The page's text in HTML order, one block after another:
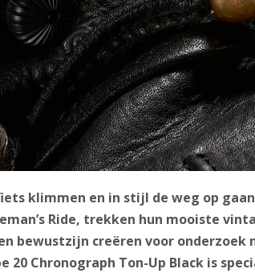
klimmen en in stijl de weg op
Ride, trekken hun mooiste
bewustzijn creëren voor onderzoek
Chronograph Ton-Up Black is